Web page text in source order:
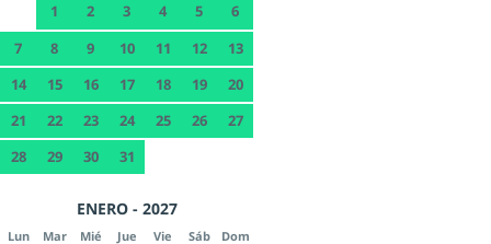
1 2 3 4 5
6
7
8 9 10 11 12
13
14
15 16 17 18 19
20
21
22 23 24 25 26
27
28
29 30 31
ENERO - 2027
Lun Mar Mié Jue Vie Sáb Dom